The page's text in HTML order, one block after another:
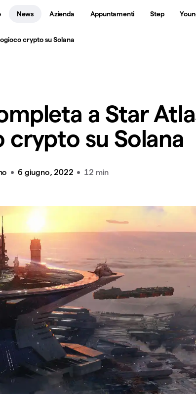
Appuntamenti
Azienda
News Step
crypto su Solana
a Star
crypto su Solana
6 giugno, 2022 12 min